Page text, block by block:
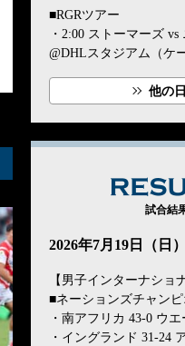
■RGRツアー
・2:00 ストーマーズ
@DHLスタジアム（ケ
他の
試合結
2026年7月19日（日）
【男子インターナショ
■ネーションズチャン
・南アフリカ 43-0 ウ
・イングランド 31-24